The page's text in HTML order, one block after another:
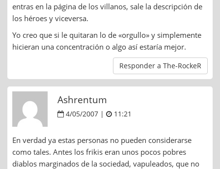
entras en la página de los villanos, sale la descripción de
los héroes y viceversa.
Yo creo que si le quitaran lo de «orgullo» y simplemente
hicieran una concentración o algo así estaría mejor.
Responder a The-RockeR
Ashrentum
4/05/2007 | 11:21
En verdad ya estas personas no pueden considerarse
como tales. Antes los frikis eran unos pocos pobres
diablos marginados de la sociedad, vapuleados, que no